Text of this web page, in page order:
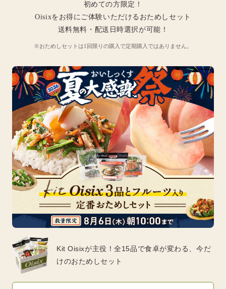
初めての方限定！
Oisixをお得にご体験いただけるおためしセット
送料無料・配送日時選択が可能！
※おためしセットは1回限りの購入で定期購入ではありません。
Kit Oisixが主役！全15品で食卓が変わる、今だ
けのおためしセット